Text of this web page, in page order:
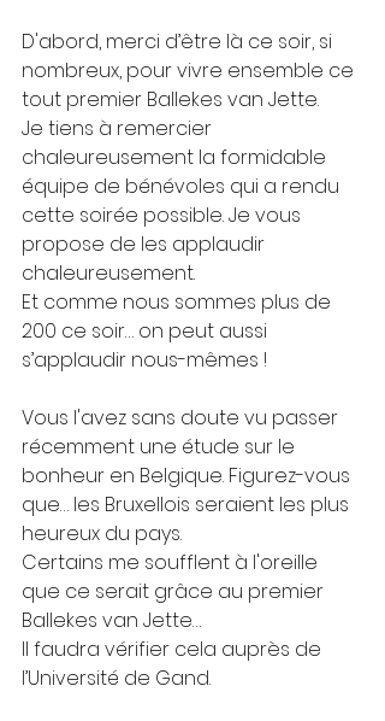
D'abord, merci d’être là ce soir, si
nombreux, pour vivre ensemble ce
tout premier Ballekes van Jette.
Je tiens à remercier
chaleureusement la formidable
équipe de bénévoles qui a rendu
cette soirée possible. Je vous
propose de les applaudir
chaleureusement.
Et comme nous sommes plus de
200 ce soir… on peut aussi
s’applaudir nous-mêmes !
Vous l'avez sans doute vu passer
récemment une étude sur le
bonheur en Belgique. Figurez-vous
que… les Bruxellois seraient les plus
heureux du pays.
Certains me soufflent à l'oreille
que ce serait grâce au premier
Ballekes van Jette…
Il faudra vérifier cela auprès de
l’Université de Gand.